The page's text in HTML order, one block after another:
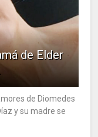
de Elder
de Diomedes
y su madre se